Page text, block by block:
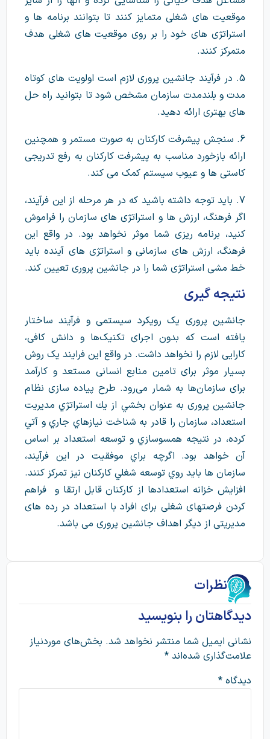
موقعیت های شغلی متمایز کنند تا بتوانند برنامه ها و
استراتژی های خود را بر روی موقعیت های شغلی هدف
متمرکز کنند.
5. در فرآیند جانشین پروری لازم است اولویت های کوتاه
مدت و بلندمدت سازمان مشخص شود تا بتوانید راه حل
های بهتری ارائه دهید.
6. سنجش پیشرفت کارکنان به صورت مستمر و همچنین
ارائه بازخورد مناسب به پیشرفت کارکنان به رفع تدریجی
کاستی ها و عیوب سیستم کمک می کند.
7. باید توجه داشته باشید که در هر مرحله از این فرآیند،
اگر فرهنگ، ارزش ها و استراتژی های سازمان را فراموش
کنید، برنامه ریزی شما موثر نخواهد بود. در واقع این
فرهنگ، ارزش های سازمانی و استراتژی های آینده باید
خط مشی استراتژی شما را در جانشین پروری تعیین کند.
نتیجه گیری
جانشین پروری یک رویکرد سیستمی و فرآیند ساختار
یافته است که بدون اجرای تکنیک‌ها و دانش کافی،
کارایی لازم را نخواهد داشت. در واقع این فرایند یک روش
بسیار موثر برای تامین منابع انسانی مستعد و کارآمد
برای سازمان‌ها به شمار می‌رود. طرح پياده سازی نظام
جانشین پروری به عنوان بخشي از يك استراتژي مديريت
استعداد، سازمان را قادر به شناخت نيازهاي جاري و آتي
كرده، در نتيجه همسوسازي و توسعه استعداد بر اساس
آن خواهد بود. اگرچه براي موفقيت در این فرآیند،
سازمان ها بايد روي توسعه شغلي كاركنان نيز تمركز كنند.
افزایش خزانه استعدادها از کارکنان قابل ارتقا و فراهم
کردن فرصتهای شغلی برای افراد با استعداد در رده های
مدیریتی از دیگر اهداف جانشین پروری می باشد.
نظرات
دیدگاهتان را بنویسید
نشانی ایمیل شما منتشر نخواهد شد. بخش‌های موردنیاز
علامت‌گذاری شده‌اند *
دیدگاه *